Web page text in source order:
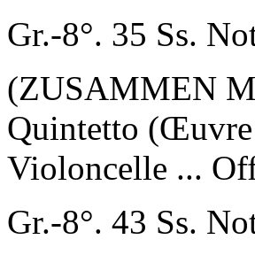
Gr.-8°. 35 Ss.
(ZUSAMMEN
Quintetto
Violoncelle ...
Gr.-8°. 43 Ss.